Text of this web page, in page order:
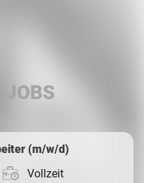
JOBS
(m/w/d)
Vollzeit